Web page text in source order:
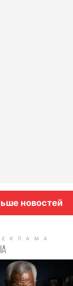
новостей